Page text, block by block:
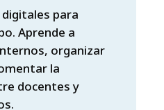
para
Aprende a
organizar
la
docentes y